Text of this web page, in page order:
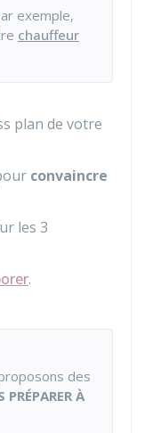
exemple,
chauffeur
plan de votre
convaincre
les 3
.
des
PRÉPARER À